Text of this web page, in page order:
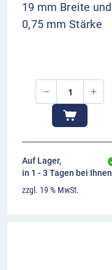
19 mm Breite und
0,75 mm Stärke
Auf Lager,
in 1 - 3 Tagen bei Ihnen
zzgl. 19 % MwSt.